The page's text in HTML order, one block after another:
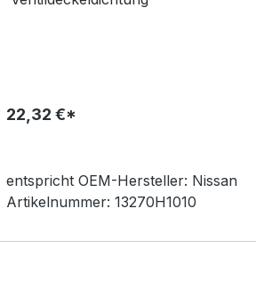
22,32 €*
entspricht OEM-Hersteller: Nissan
Artikelnummer: 13270H1010